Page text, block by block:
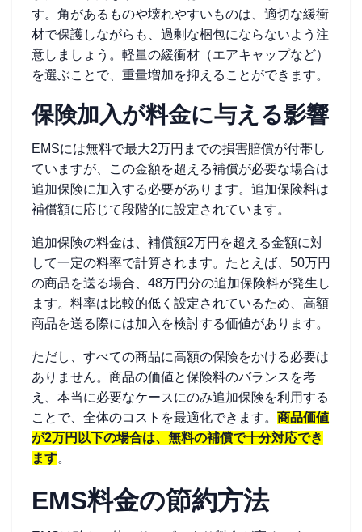
す。角があるものや壊れやすいものは、適切な緩衝
材で保護しながらも、過剰な梱包にならないよう注
意しましょう。軽量の緩衝材（エアキャップなど）
を選ぶことで、重量増加を抑えることができます。
保険加入が料金に与える影響
EMSには無料で最大2万円までの損害賠償が付帯し
ていますが、この金額を超える補償が必要な場合は
追加保険に加入する必要があります。追加保険料は
補償額に応じて段階的に設定されています。
追加保険の料金は、補償額2万円を超える金額に対
して一定の料率で計算されます。たとえば、50万円
の商品を送る場合、48万円分の追加保険料が発生し
ます。料率は比較的低く設定されているため、高額
商品を送る際には加入を検討する価値があります。
ただし、すべての商品に高額の保険をかける必要は
ありません。商品の価値と保険料のバランスを考
え、本当に必要なケースにのみ追加保険を利用する
ことで、全体のコストを最適化できます。 商品価値
が2万円以下の場合は、無料の補償で十分対応でき
ます。
EMS料金の節約方法